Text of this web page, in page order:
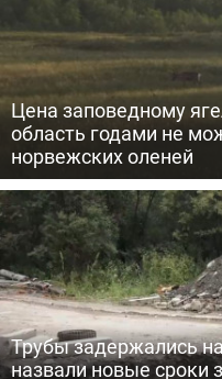
Цена заповедному
область годами не
норвежских оленей
Трубы задержались
назвали новые сроки